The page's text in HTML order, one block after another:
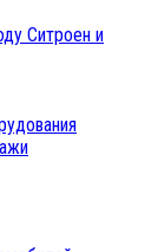
Ситроен и